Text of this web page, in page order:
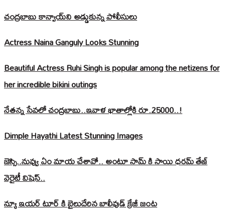
చంద్రబాబు కాన్వాయ్‌ని అడ్డుకున్న పోలీసులు
Actress Naina Ganguly Looks Stunning
Beautiful Actress Ruhi Singh is popular among the netizens for
her incredible bikini outings
నేతన్న సేవలో చంద్రబాబు..ఇవాళ ఖాతాల్లోకి రూ.25000..!
Dimple Hayathi Latest Stunning Images
జెస్సి..నువ్వు ఏం మాయ చేశావో.. అంటూ సామ్ కి సాయి ధరమ్ తేజ్
వెరైటీ విషెస్..
న్యూ ఇయర్ టూర్ కి బైలుదేరిన బాలీవుడ్ క్రేజీ జంట